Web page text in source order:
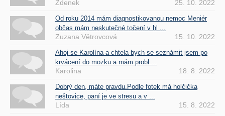
Zdenek 25. 10. 2022
Od roku 2014 mám diagnostikovanou nemoc Meniér
občas mám neskutečné točení v hl ...
Zuzana Větrovcová 15. 10. 2022
Ahoj se Karolína a chtela bych se seznámit jsem po
krvácení do mozku a mám probl ...
Karolina 18. 8. 2022
Dobrý den, máte pravdu.Podle fotek má holčička
neštovice, paní je ve stresu a v ...
Lída 15. 8. 2022